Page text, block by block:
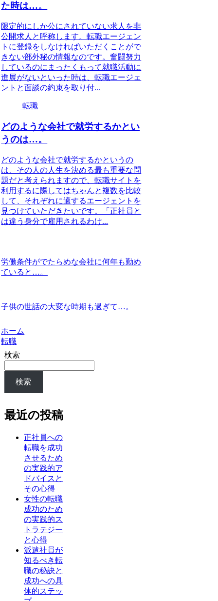
た時は…。
限定的にしか公にされていない求人を非
公開求人と呼称します。転職エージェン
トに登録をしなければいただくことがで
きない部外秘の情報なのです。奮闘努力
しているのにまったくもって就職活動に
進展がないといった時は、転職エージェ
ントと面談の約束を取り付...
転職
どのような会社で就労するかとい
うのは…。
どのような会社で就労するかというの
は、その人の人生を決める最も重要な問
題だと考えられますので、転職サイトを
利用するに際してはちゃんと複数を比較
して、それぞれに適するエージェントを
見つけていただきたいです。「正社員と
は違う身分で雇用されるわけ...
労働条件がでたらめな会社に何年も勤め
ていると…。
子供の世話の大変な時期も過ぎて…。
ホーム
転職
検索
検索
最近の投稿
正社員への
転職を成功
させるため
の実践的ア
ドバイスと
その心得
女性の転職
成功のため
の実践的ス
トラテジー
と心得
派遣社員が
知るべき転
職の秘訣と
成功への具
体的ステッ